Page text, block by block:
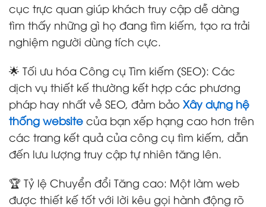
cục trực quan giúp khách truy cập dễ dàng
tìm thấy những gì họ đang tìm kiếm, tạo ra trải
nghiệm người dùng tích cực.
🌟 Tối ưu hóa Công cụ Tìm kiếm (SEO): Các
dịch vụ thiết kế thường kết hợp các phương
pháp hay nhất về SEO, đảm bảo Xây dựng hệ
thống website của bạn xếp hạng cao hơn trên
các trang kết quả của công cụ tìm kiếm, dẫn
đến lưu lượng truy cập tự nhiên tăng lên.
🏆 Tỷ lệ Chuyển đổi Tăng cao: Một làm web
được thiết kế tốt với lời kêu gọi hành động rõ